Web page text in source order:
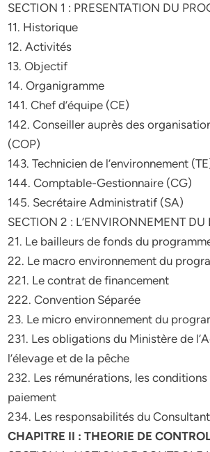
SECTION 1 : PRESENTATION DU
11. Historique
12. Activités
13. Objectif
14. Organigramme
141. Chef d’équipe (CE)
142. Conseiller auprès des
(COP)
143. Technicien de l’environnement
144. Comptable-Gestionnaire (CG)
145. Secrétaire Administratif (SA)
SECTION 2 : L’ENVIRONNEMENT DU
21. Le bailleurs de fonds du
22. Le macro environnement du
221. Le contrat de financement
222. Convention Séparée
23. Le micro environnement du
231. Les obligations du Ministère de
l’élevage et de la pêche
232. Les rémunérations, les
paiement
234. Les responsabilités du Consultant
CHAPITRE II : THEORIE DE